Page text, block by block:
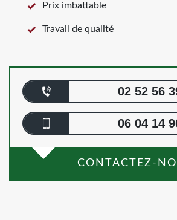
Prix imbattable
Travail de qualité
02 52 56
06 04 14
CONTACTEZ-